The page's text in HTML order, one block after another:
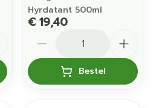
Hyrdatant 500ml
€ 19,40
Bestel